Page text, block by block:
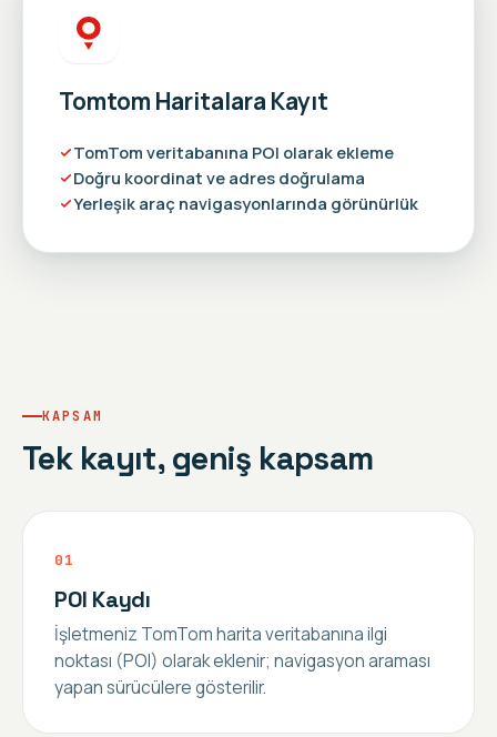
Tomtom Haritalara Kayıt
TomTom veritabanına POI olarak ekleme
Doğru koordinat ve adres doğrulama
Yerleşik araç navigasyonlarında görünürlük
KAPSAM
Tek kayıt, geniş kapsam
01
POI Kaydı
İşletmeniz TomTom harita veritabanına ilgi
noktası (POI) olarak eklenir; navigasyon araması
yapan sürücülere gösterilir.